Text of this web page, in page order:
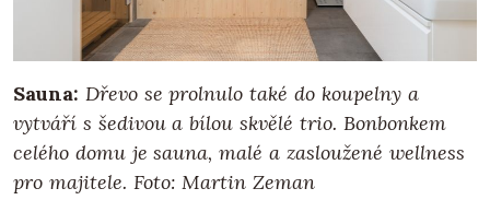
Sauna: Dřevo se prolnulo také do koupelny a
vytváří s šedivou a bílou skvělé trio. Bonbonkem
celého domu je sauna, malé a zasloužené wellness
pro majitele. Foto: Martin Zeman